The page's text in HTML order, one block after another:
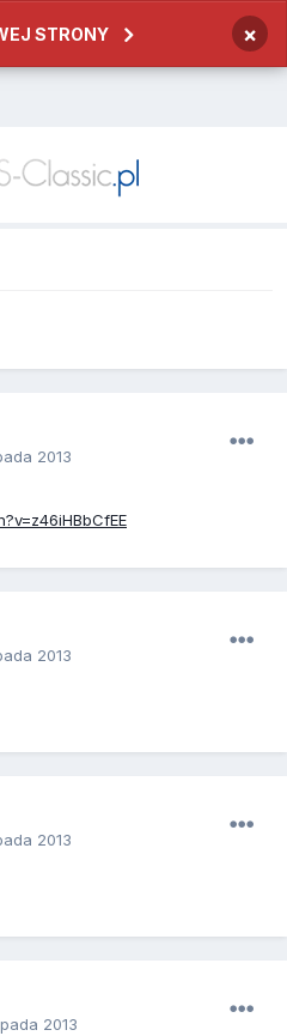
STRONY ×
2013
2013
2013
2013